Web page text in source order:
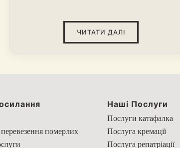
ЧИТАТИ ДАЛІ
померлих
Наші Послуги
Послуги катафалка
Послуга кремації
Послуга репатріації